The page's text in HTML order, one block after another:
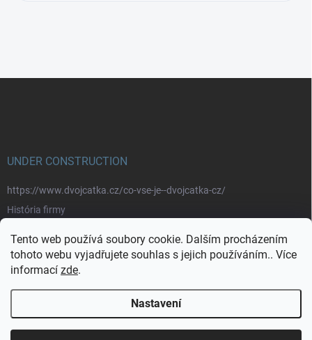
Tento web používá soubory cookie. Dalším procházením
tohoto webu vyjadřujete souhlas s jejich používáním.. Více
informací zde.
Nastavení
UNDER CONSTRUCTION
https://www.dvojcatka.cz/co-vse-je--dvojcatka-cz/
História firmy
Značky
https://www.dvojcatka.cz/kontakty/>